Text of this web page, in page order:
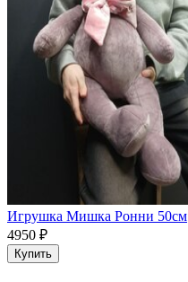
Игрушка Мишка Ронни 50см
4950 ₽
Купить